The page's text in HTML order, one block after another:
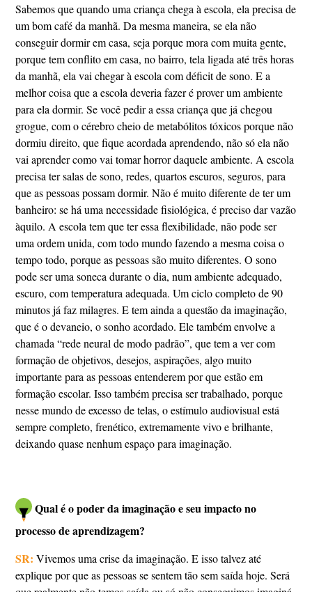
Sabemos que quando uma criança chega à escola, ela precisa de
um bom café da manhã. Da mesma maneira, se ela não
conseguir dormir em casa, seja porque mora com muita gente,
porque tem conflito em casa, no bairro, tela ligada até três horas
da manhã, ela vai chegar à escola com déficit de sono. E a
melhor coisa que a escola deveria fazer é prover um ambiente
para ela dormir. Se você pedir a essa criança que já chegou
grogue, com o cérebro cheio de metabólitos tóxicos porque não
dormiu direito, que fique acordada aprendendo, não só ela não
vai aprender como vai tomar horror daquele ambiente. A escola
precisa ter salas de sono, redes, quartos escuros, seguros, para
que as pessoas possam dormir. Não é muito diferente de ter um
banheiro: se há uma necessidade fisiológica, é preciso dar vazão
àquilo. A escola tem que ter essa flexibilidade, não pode ser
uma ordem unida, com todo mundo fazendo a mesma coisa o
tempo todo, porque as pessoas são muito diferentes. O sono
pode ser uma soneca durante o dia, num ambiente adequado,
escuro, com temperatura adequada. Um ciclo completo de 90
minutos já faz milagres. E tem ainda a questão da imaginação,
que é o devaneio, o sonho acordado. Ele também envolve a
chamada “rede neural de modo padrão”, que tem a ver com
formação de objetivos, desejos, aspirações, algo muito
importante para as pessoas entenderem por que estão em
formação escolar. Isso também precisa ser trabalhado, porque
nesse mundo de excesso de telas, o estímulo audiovisual está
sempre completo, frenético, extremamente vivo e brilhante,
deixando quase nenhum espaço para imaginação.
Qual é o poder da imaginação e seu impacto no
processo de aprendizagem?
SR: Vivemos uma crise da imaginação. E isso talvez até
explique por que as pessoas se sentem tão sem saída hoje. Será